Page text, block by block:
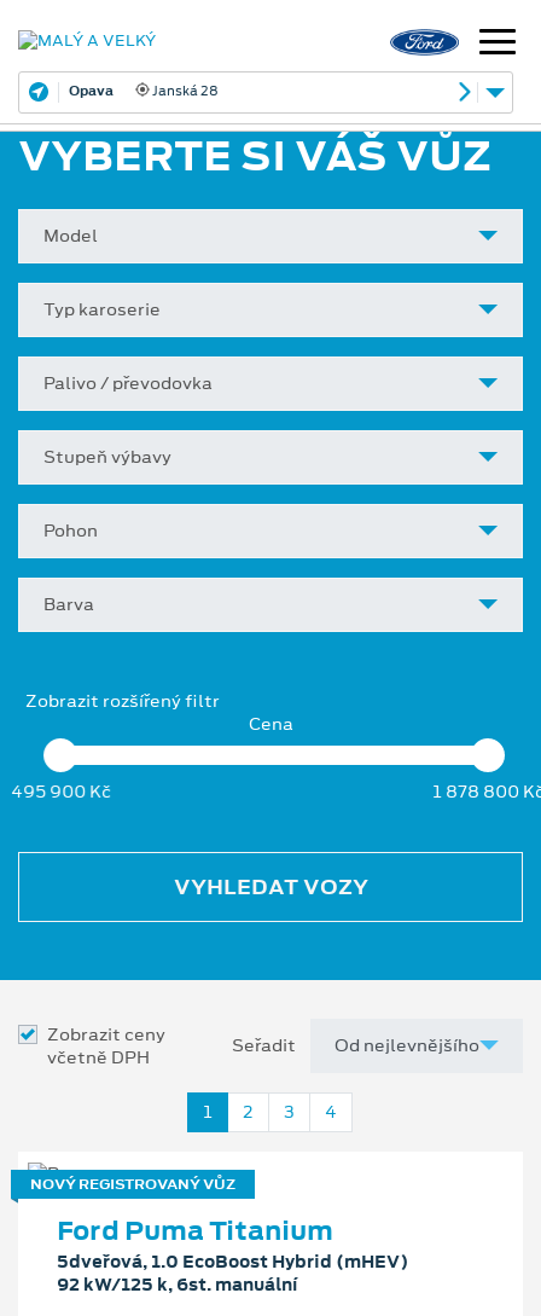
Opava Janská 28
VYBERTE SI VÁŠ VŮZ
Model
Typ karoserie
Palivo / převodovka
Stupeň výbavy
Pohon
Barva
Zobrazit rozšířený filtr
Cena
495 900 Kč 1 878 800
VYHLEDAT VOZY
Zobrazit ceny
včetně DPH
Seřadit
1 2 3 4
NOVÝ REGISTROVANÝ VŮZ
Ford Puma Titanium
5dveřová, 1.0 EcoBoost Hybrid (mHEV)
92 kW/125 k, 6st. manuální